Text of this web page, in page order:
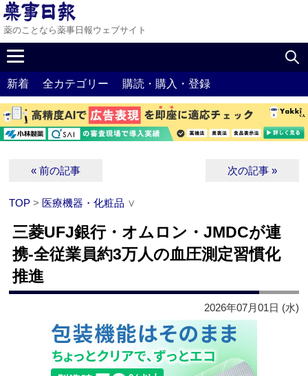
薬のことなら薬事日報ウェブサイト
新着 全カテゴリー 購読・購入・登録
« 前の記事 次の記事 »
TOP > 医療機器・化粧品 ∨
三菱UFJ銀行・オムロン・JMDCが連
携‐全従業員約3万人の血圧測定習慣化
推進
2026年07月01日 (水)